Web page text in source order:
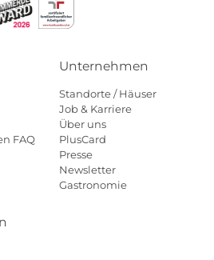
FAQ
Unternehmen
Standorte / Häuser
Job & Karriere
Über uns
PlusCard
Presse
Newsletter
Gastronomie